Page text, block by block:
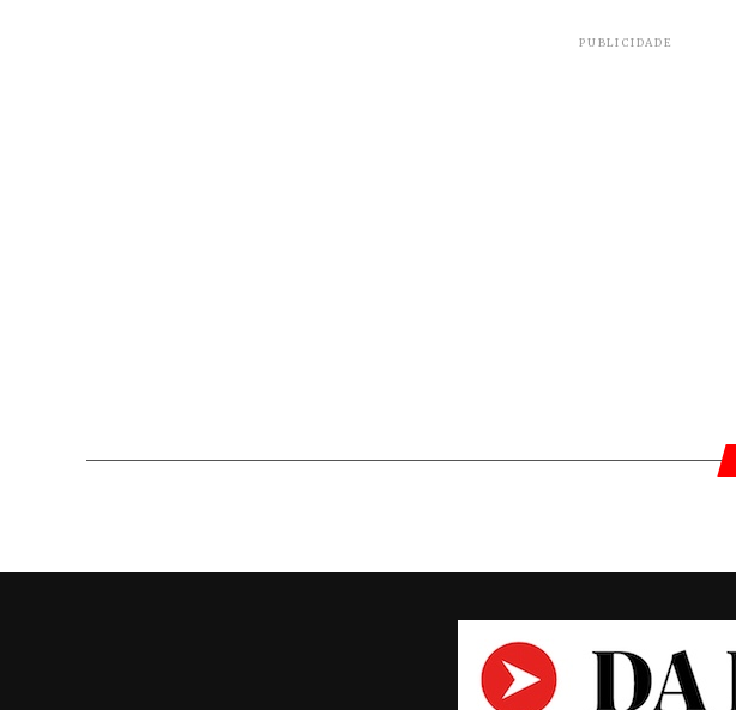
PUBLICIDADE